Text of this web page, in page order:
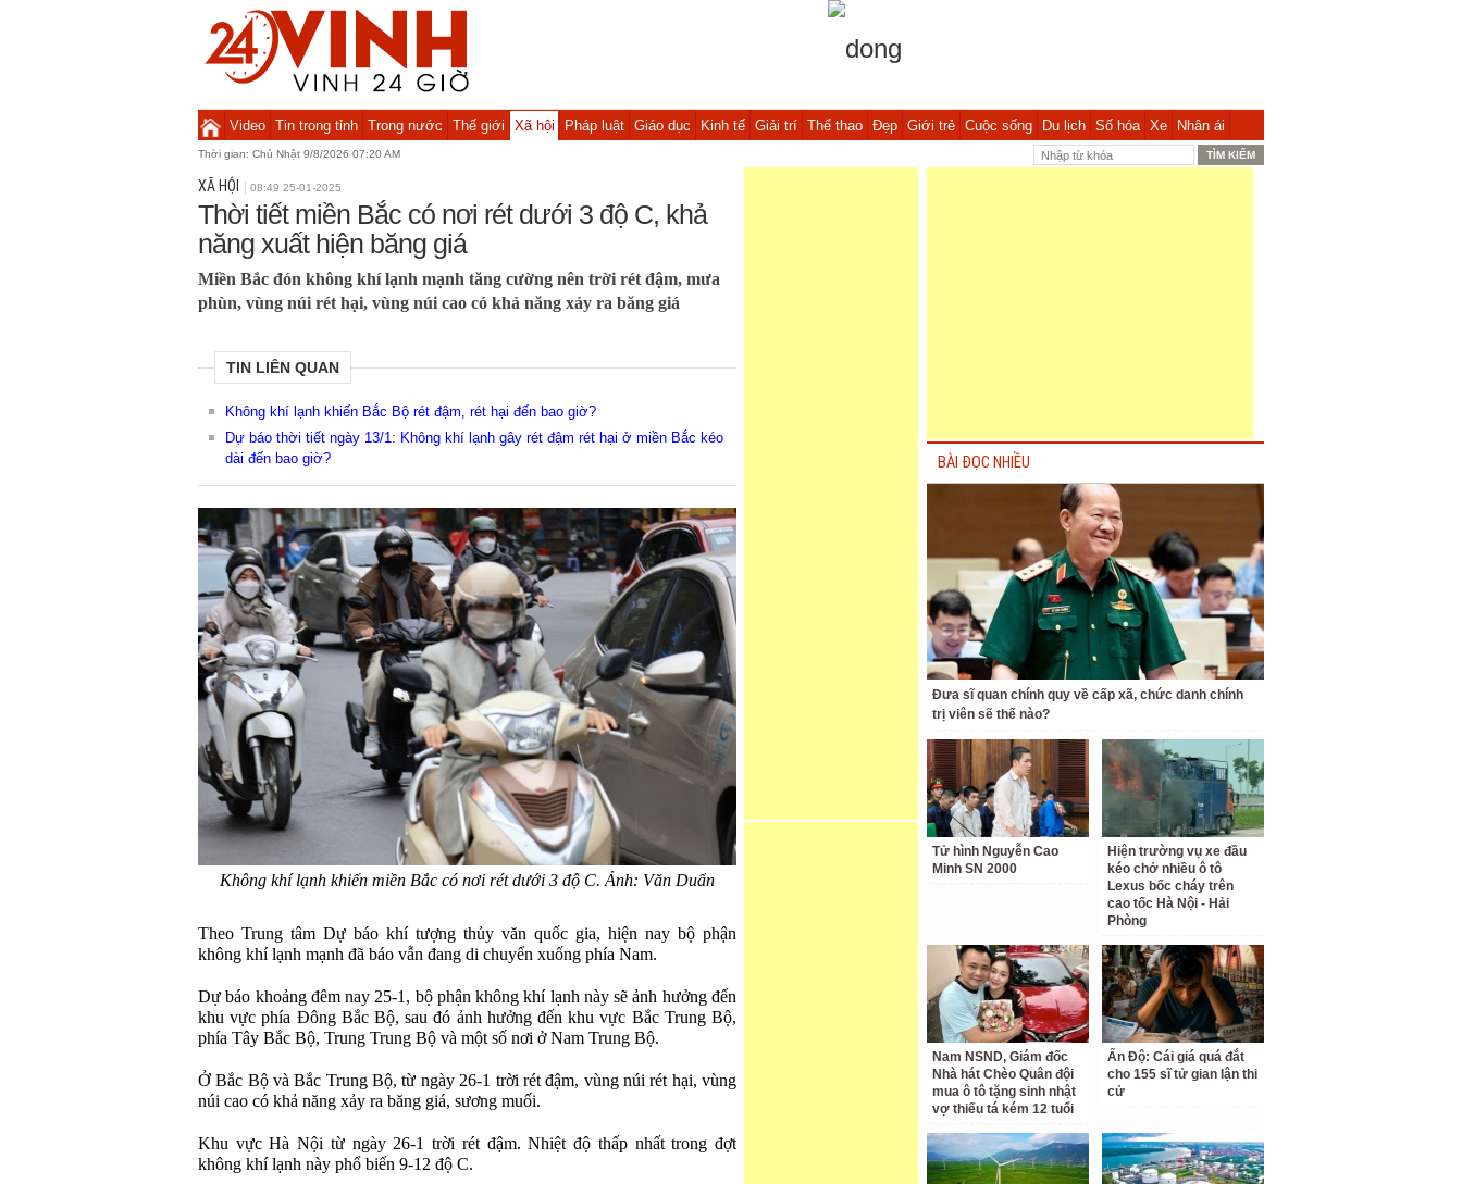
Video Tin trong tỉnh Trong nước Thế giới Xã hội Pháp luật Giáo dục Kinh tế Giải trí Thể thao Đẹp Giới trẻ Cuộc sống Du lịch Số hóa Xe Nhân ái
Thời gian: Chủ Nhật 9/8/2026 07:20 AM
XÃ HỘI 08:49 25-01-2025
Thời tiết miền Bắc có nơi rét dưới 3 độ C, khả
năng xuất hiện băng giá
Miền Bắc đón không khí lạnh mạnh tăng cường nên trời rét đậm, mưa
phùn, vùng núi rét hại, vùng núi cao có khả năng xảy ra băng giá
TIN LIÊN QUAN
Không khí lạnh khiến Bắc Bộ rét đậm, rét hại đến bao giờ?
Dự báo thời tiết ngày 13/1: Không khí lạnh gây rét đậm rét hại ở miền Bắc kéo
dài đến bao giờ?
Không khí lạnh khiến miền Bắc có nơi rét dưới 3 độ C. Ảnh: Văn Duẩn
Theo Trung tâm Dự báo khí tượng thủy văn quốc gia, hiện nay bộ phận
không khí lạnh mạnh đã báo vẫn đang di chuyển xuống phía Nam.
Dự báo khoảng đêm nay 25-1, bộ phận không khí lạnh này sẽ ảnh hưởng đến
khu vực phía Đông Bắc Bộ, sau đó ảnh hưởng đến khu vực Bắc Trung Bộ,
phía Tây Bắc Bộ, Trung Trung Bộ và một số nơi ở Nam Trung Bộ.
Ở Bắc Bộ và Bắc Trung Bộ, từ ngày 26-1 trời rét đậm, vùng núi rét hại, vùng
núi cao có khả năng xảy ra băng giá, sương muối.
Khu vực Hà Nội từ ngày 26-1 trời rét đậm. Nhiệt độ thấp nhất trong đợt
không khí lạnh này phổ biến 9-12 độ C.
BÀI ĐỌC NHIỀU
Đưa sĩ quan chính quy về cấp xã, chức danh chính
trị viên sẽ thế nào?
Tử hình Nguyễn Cao
Minh SN 2000
Hiện trường vụ xe đầu
kéo chở nhiều ô tô
Lexus bốc cháy trên
cao tốc Hà Nội - Hải
Phòng
Nam NSND, Giám đốc
Nhà hát Chèo Quân đội
mua ô tô tặng sinh nhật
vợ thiếu tá kém 12 tuổi
Ấn Độ: Cái giá quá đắt
cho 155 sĩ tử gian lận thi
cử